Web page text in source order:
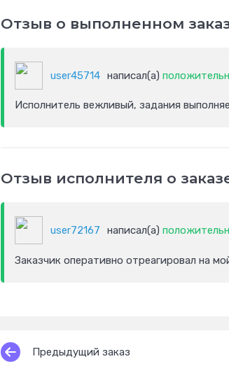
Отзыв о выполненном
user45714 написал(а)
Исполнитель вежливый, задания
Отзыв исполнителя о
user72167 написал(а)
Заказчик оперативно отреагировал на
Предыдущий заказ